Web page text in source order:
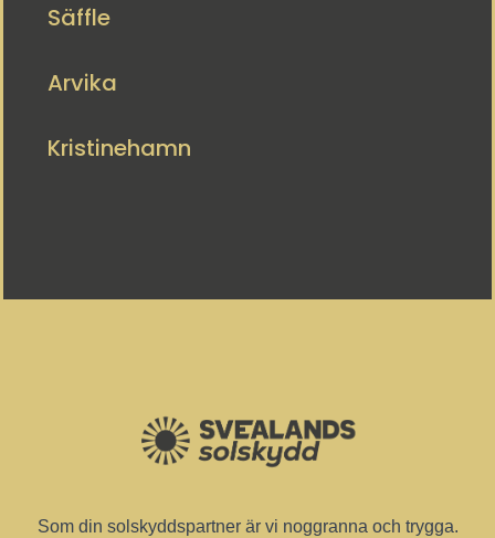
Säffle
Arvika
Kristinehamn
Som din solskyddspartner är vi noggranna och trygga.